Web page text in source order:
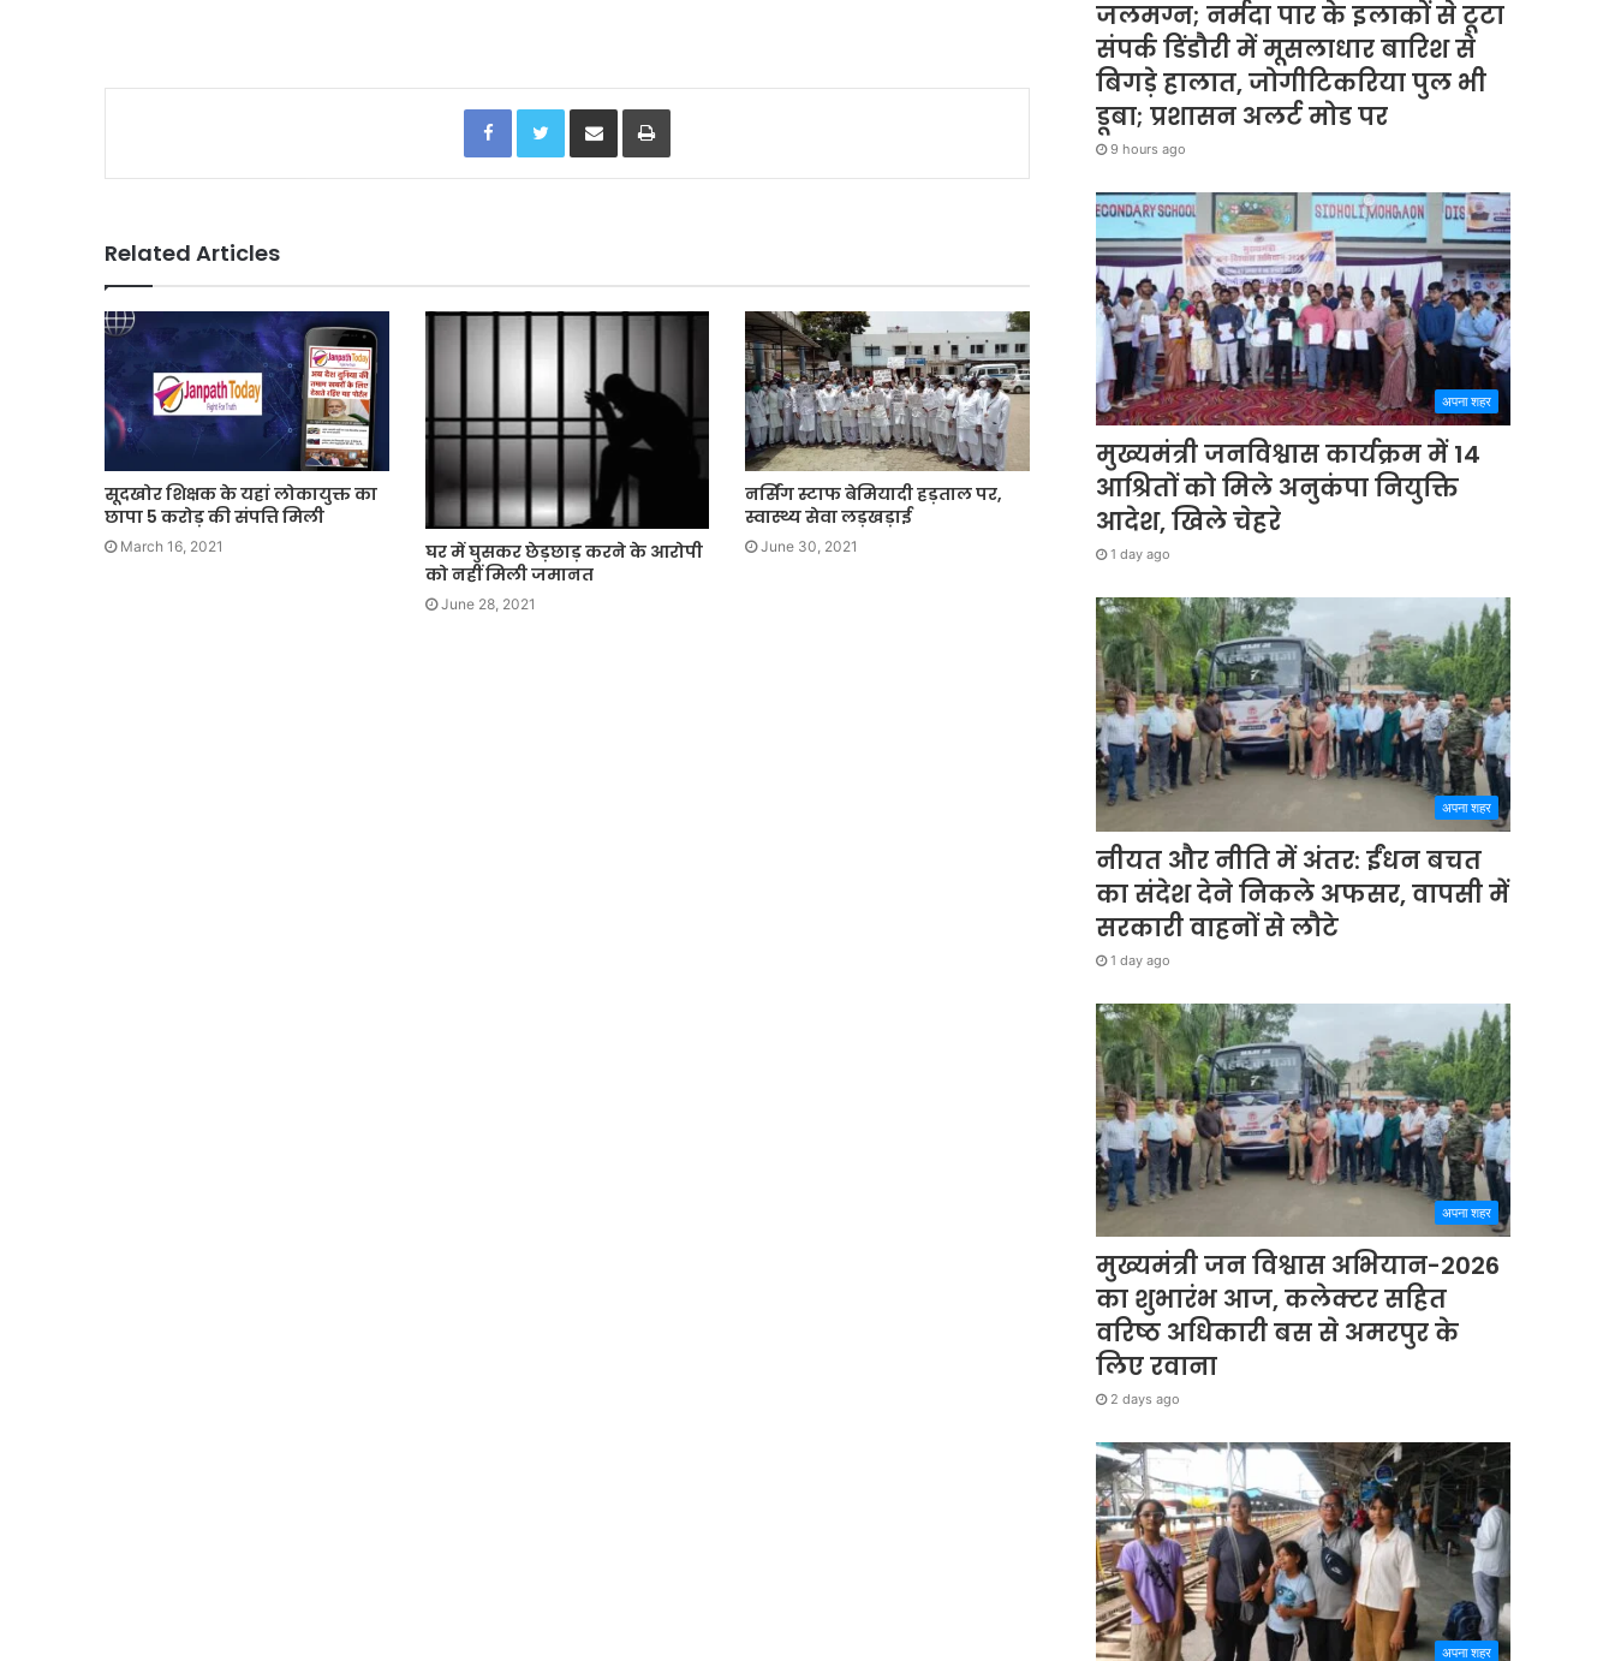
Facebook Twitter
Related Articles
सूदखोर शिक्षक के यहां लोकायुक्त का
छापा 5 करोड़ की संपत्ति मिली
March 16, 2021
घर में घुसकर छेड़छाड़ करने के आरोपी
को नहीं मिली जमानत
June 28, 2021
नर्सिंग स्टाफ बेमियादी हड़ताल पर,
स्वास्थ्य सेवा लड़खड़ाई
June 30, 2021
जलमग्न; नर्मदा पार के इलाकों से टूटा
संपर्क डिंडौरी में मूसलाधार बारिश से
बिगड़े हालात, जोगीटिकरिया पुल भी
डूबा; प्रशासन अलर्ट मोड पर
9 hours ago
अपना शहर
मुख्यमंत्री जनविश्वास कार्यक्रम में 14
आश्रितों को मिले अनुकंपा नियुक्ति
आदेश, खिले चेहरे
1 day ago
अपना शहर
नीयत और नीति में अंतर: ईंधन बचत
का संदेश देने निकले अफसर, वापसी में
सरकारी वाहनों से लौटे
1 day ago
अपना शहर
मुख्यमंत्री जन विश्वास अभियान-2026
का शुभारंभ आज, कलेक्टर सहित
वरिष्ठ अधिकारी बस से अमरपुर के
लिए रवाना
2 days ago
अपना शहर